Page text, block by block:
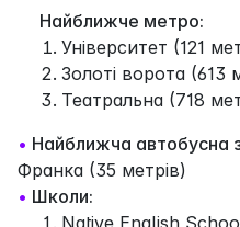
Найближче метро:
Університет (121
Золоті ворота (613
Театральна (718
• Найближча автобусна
Франка (35 метрів)
• Школи:
Native English